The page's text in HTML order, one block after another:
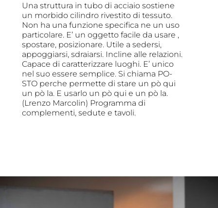
Una struttura in tubo di acciaio sostiene
un morbido cilindro rivestito di tessuto.
Non ha una funzione specifica ne un uso
particolare. E’ un oggetto facile da usare ,
spostare, posizionare. Utile a sedersi,
appoggiarsi, sdraiarsi. Incline alle relazioni.
Capace di caratterizzare luoghi. E’ unico
nel suo essere semplice. Si chiama PO-
STO perche permette di stare un pò qui
un pò la. E usarlo un pò qui e un pò la.
(Lrenzo Marcolin) Programma di
complementi, sedute e tavoli.